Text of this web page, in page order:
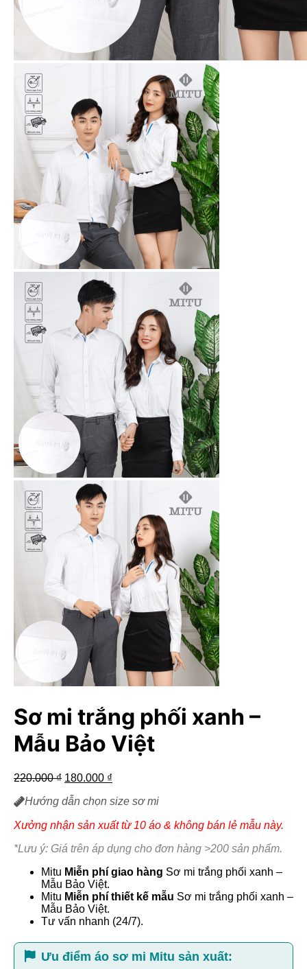
Sơ mi trắng phối xanh –
Mẫu Bảo Việt
220.000₫ Giá
là:
180.000 ₫
tại
180.000 ₫.
Hướng dẫn chọn size sơ mi
Xưởng nhận sản xuất từ 10 áo & không bán lẻ mẫu này.
*Lưu ý: Giá trên áp dụng cho đơn hàng >200 sản phẩm.
Mitu Miễn phí giao hàng Sơ mi trắng phối xanh –
Mẫu Bảo Việt.
Mitu Miễn phí thiết kế mẫu Sơ mi trắng phối xanh –
Mẫu Bảo Việt.
Tư vấn nhanh (24/7).
Ưu điểm áo sơ mi Mitu sản xuất: